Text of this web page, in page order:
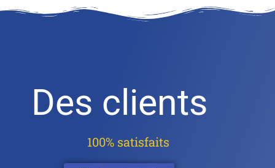
Des clients
100% satisfaits